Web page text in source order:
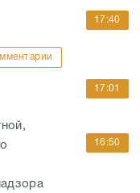
17:40
17:01
16:50